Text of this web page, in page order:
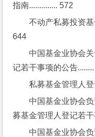
指南.............. 572
不动产私募投资
644
中国基金业协会
记若干事项的公告
私募基金管理人
中国基金业协会
募基金管理人登记若
中国基金业协会